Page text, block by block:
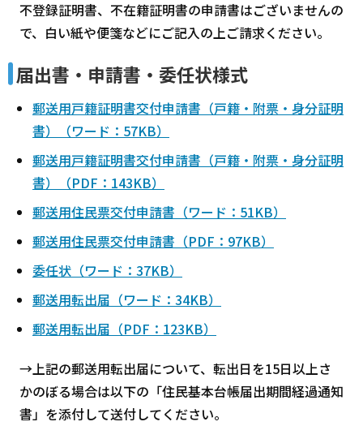
不登録証明書、不在籍証明書の申請書はございませんの
で、白い紙や便箋などにご記入の上ご請求ください。
届出書・申請書・委任状様式
郵送用戸籍証明書交付申請書（戸籍・附票・身分証明
書）（ワード：57KB）
郵送用戸籍証明書交付申請書（戸籍・附票・身分証明
書）（PDF：143KB）
郵送用住民票交付申請書（ワード：51KB）
郵送用住民票交付申請書（PDF：97KB）
委任状（ワード：37KB）
郵送用転出届（ワード：34KB）
郵送用転出届（PDF：123KB）
→上記の郵送用転出届について、転出日を15日以上さ
かのぼる場合は以下の「住民基本台帳届出期間経過通知
書」を添付して送付してください。